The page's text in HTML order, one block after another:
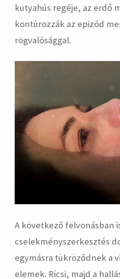
kutyahús regéje, az erdő
kontúrozzák az epizód
rögvalósággal.
A következő felvonásban
cselekményszerkesztés
egymásra tükröződnek a
elemek. Ricsi, majd a